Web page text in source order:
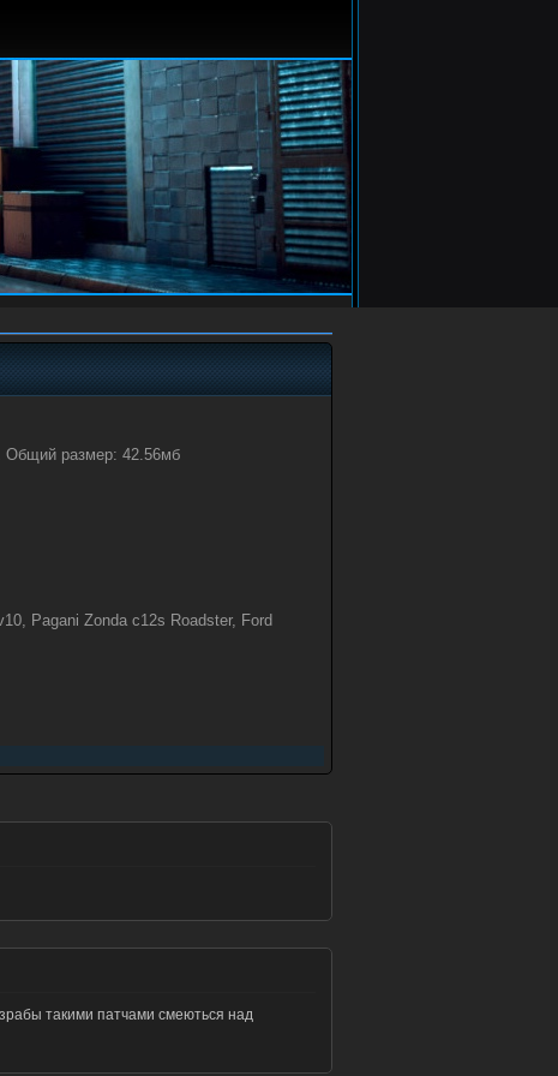
Общий размер: 42.56мб
Pagani Zonda c12s Roadster, Ford
такими патчами смеються над